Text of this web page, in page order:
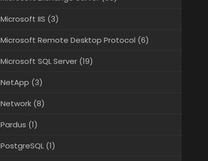
Microsoft IIS (3)
Microsoft Remote Desktop Protocol (6)
Microsoft SQL Server(19)
NetApp (3)
Network(8)
Pardus (1)
PostgreSQL(1)